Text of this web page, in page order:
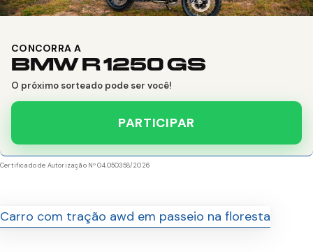
CONCORRA A
BMW R 1250 GS
O próximo sorteado pode ser você!
PARTICIPAR
Certificado de Autorização Nº 04.050358/2026